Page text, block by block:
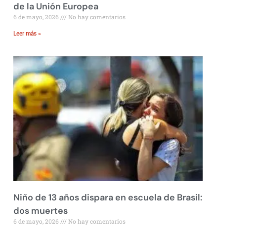
de la Unión Europea
6 de mayo, 2026 No hay comentarios
Leer más »
Niño de 13 años dispara en escuela de Brasil:
dos muertes
6 de mayo, 2026 No hay comentarios